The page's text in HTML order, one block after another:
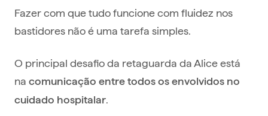
Fazer com que tudo funcione com fluidez nos
bastidores não é uma tarefa simples.
O principal desafio da retaguarda da Alice está
na comunicação entre todos os envolvidos no
cuidado hospitalar.